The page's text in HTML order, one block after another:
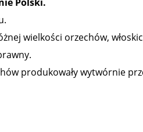
wielkości orzechów,
produkowały wytwórnie